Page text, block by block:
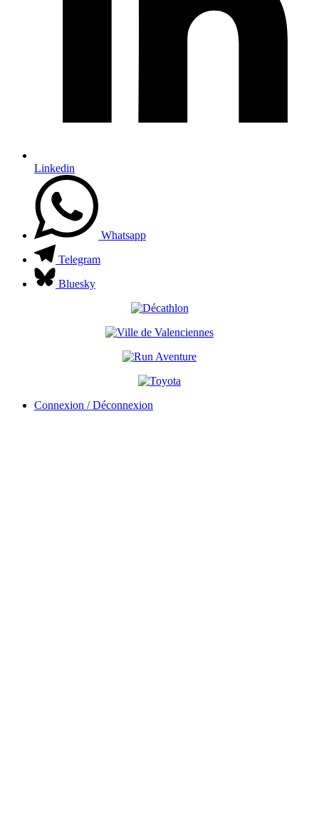
Linkedin
Whatsapp
Telegram
Bluesky
Connexion / Déconnexion